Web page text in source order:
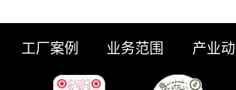
工厂案例 业务范围 产业